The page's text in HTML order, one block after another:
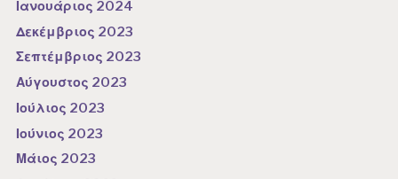
Ιανουάριος 2024
Δεκέμβριος 2023
Σεπτέμβριος 2023
Αύγουστος 2023
Ιούλιος 2023
Ιούνιος 2023
Μάιος 2023